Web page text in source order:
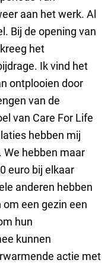
aan het werk. Al
Bij de opening van
het
Ik vind het
ontplooien door
van de
van Care For Life
hebben mij
hebben maar
euro bij elkaar
anderen hebben
een gezin een
hun
kunnen
actie met